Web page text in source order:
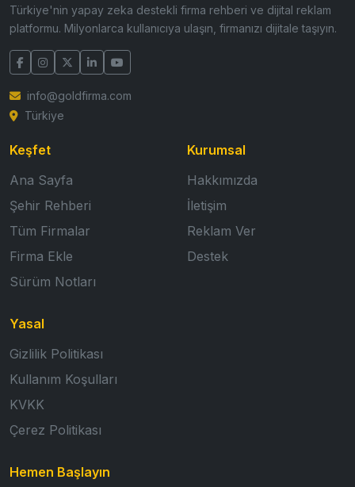
Türkiye'nin yapay zeka destekli firma rehberi ve dijital reklam
platformu. Milyonlarca kullanıcıya ulaşın, firmanızı dijitale taşıyın.
info@goldfirma.com
Türkiye
Keşfet
Ana Sayfa
Şehir Rehberi
Tüm Firmalar
Firma Ekle
Sürüm Notları
Kurumsal
Hakkımızda
İletişim
Reklam Ver
Destek
Yasal
Gizlilik Politikası
Kullanım Koşulları
KVKK
Çerez Politikası
Hemen Başlayın